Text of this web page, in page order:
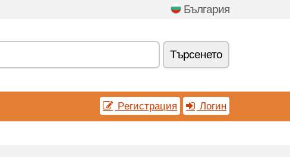
България
Tърсенетo
Pегистрация Логин